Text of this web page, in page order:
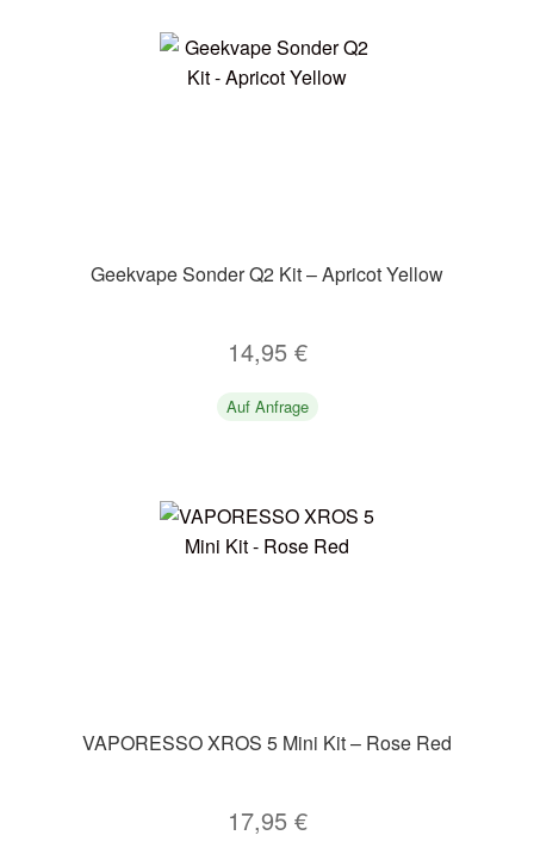
Geekvape Sonder Q2 Kit – Apricot Yellow
14,95 €
Auf Anfrage
VAPORESSO XROS 5 Mini Kit – Rose Red
17,95 €